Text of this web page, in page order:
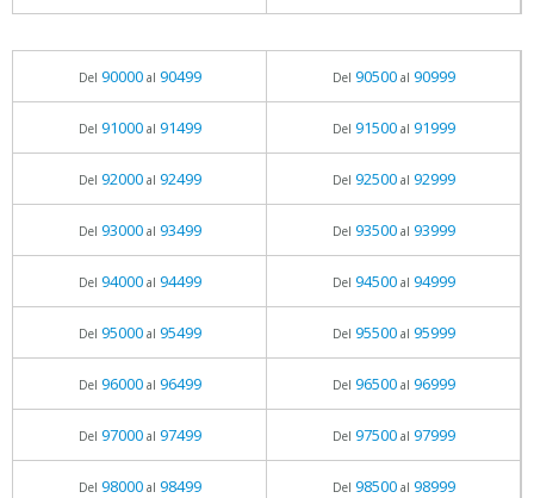
Del 90000al 90499 Del 90500al 90999
Del 91000al 91499 Del 91500al 91999
Del 92000al 92499 Del 92500al 92999
Del 93000al 93499 Del 93500al 93999
Del 94000al 94499 Del 94500al 94999
Del 95000al 95499 Del 95500al 95999
Del 96000al 96499 Del 96500al 96999
Del 97000al 97499 Del 97500al 97999
Del 98000al 98499 Del 98500al 98999